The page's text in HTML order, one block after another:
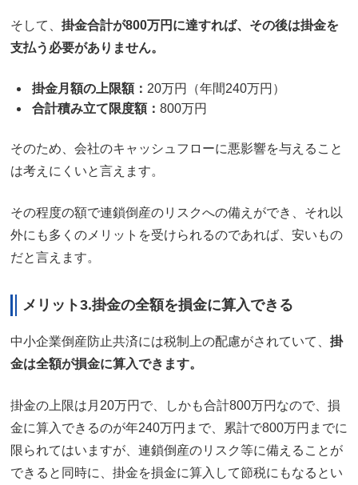
そして、 掛金合計が800万円に達すれば、その後は掛金を
支払う必要がありません。
掛金月額の上限額： 20万円（年間240万円）
合計積み立て限度額： 800万円
そのため、会社のキャッシュフローに悪影響を与えること
は考えにくいと言えます。
その程度の額で連鎖倒産のリスクへの備えができ、それ以
外にも多くのメリットを受けられるのであれば、安いもの
だと言えます。
メリット3.掛金の全額を損金に算入できる
中小企業倒産防止共済には税制上の配慮がされていて、 掛
金は全額が損金に算入できます。
掛金の上限は月20万円で、しかも合計800万円なので、損
金に算入できるのが年240万円まで、累計で800万円までに
限られてはいますが、連鎖倒産のリスク等に備えることが
できると同時に、掛金を損金に算入して節税にもなるとい